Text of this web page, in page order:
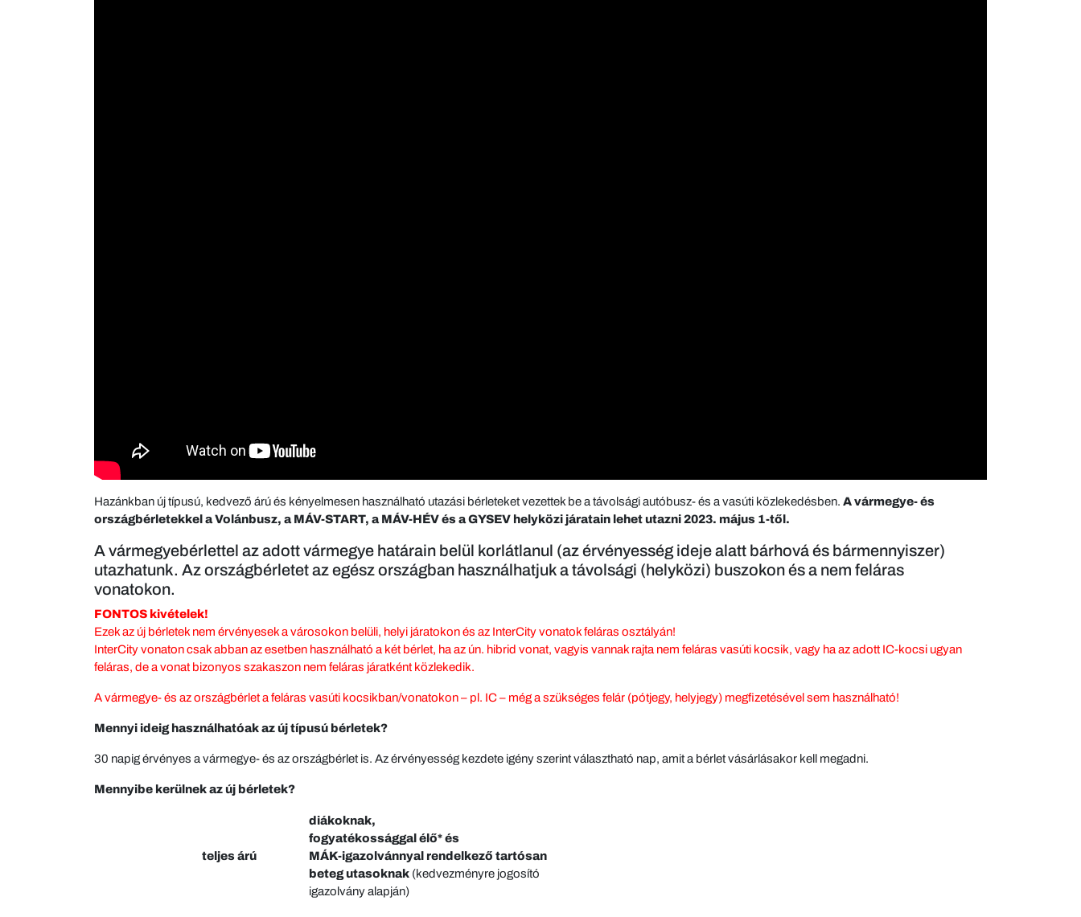
Hazánkban új típusú, kedvező árú és kényelmesen használható utazási bérleteket vezettek be a távolsági autóbusz- és a vasúti közlekedésben. A vármegye- és
országbérletekkel a Volánbusz, a MÁV-START, a MÁV-HÉV és a GYSEV helyközi járatain lehet utazni 2023. május 1-től.
A vármegyebérlettel az adott vármegye határain belül korlátlanul (az érvényesség ideje alatt bárhová és bármennyiszer)
utazhatunk. Az országbérletet az egész országban használhatjuk a távolsági (helyközi) buszokon és a nem feláras
vonatokon.
FONTOS kivételek!
Ezek az új bérletek nem érvényesek a városokon belüli, helyi járatokon és az InterCity vonatok feláras osztályán!
InterCity vonaton csak abban az esetben használható a két bérlet, ha az ún. hibrid vonat, vagyis vannak rajta nem feláras vasúti kocsik, vagy ha az adott IC-kocsi ugyan
feláras, de a vonat bizonyos szakaszon nem feláras járatként közlekedik.
A vármegye- és az országbérlet a feláras vasúti kocsikban/vonatokon – pl. IC – még a szükséges felár (pótjegy, helyjegy) megfizetésével sem használható!
Mennyi ideig használhatóak az új típusú bérletek?
30 napig érvényes a vármegye- és az országbérlet is. Az érvényesség kezdete igény szerint választható nap, amit a bérlet vásárlásakor kell megadni.
Mennyibe kerülnek az új bérletek?
teljes árú
diákoknak,
fogyatékossággal élő* és
MÁK-igazolvánnyal rendelkező tartósan
beteg utasoknak (kedvezményre jogosító
igazolvány alapján)